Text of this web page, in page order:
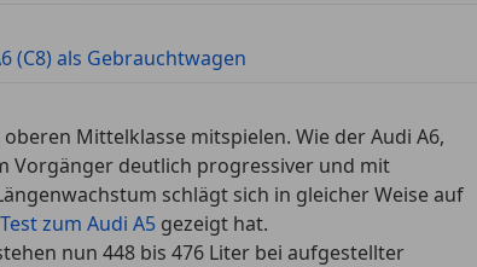
(C8) als Gebrauchtwagen
Mittelklasse mitspielen. Wie der Audi A6,
Vorgänger deutlich progressiver und mit
schlägt sich in gleicher Weise auf
zum Audi A5 gezeigt hat.
nun 448 bis 476 Liter bei aufgestellter